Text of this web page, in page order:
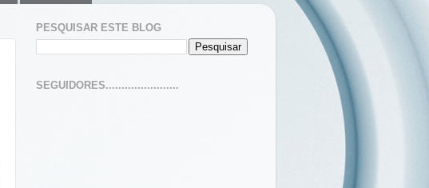
PESQUISAR ESTE BLOG
SEGUIDORES.......................